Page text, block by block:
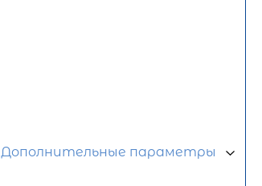
Дополнительные параметры